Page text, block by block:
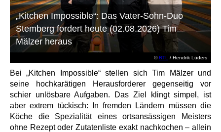
©RTL / Hendrik Lüders
„Kitchen Impossible“: Das Vater-Sohn-Duo
Stemberg fordert heute (02.08.2026) Tim
Mälzer heraus
Bei „Kitchen Impossible“ stellen sich Tim Mälzer und
seine hochkarätigen Herausforderer gegenseitig vor
schier unlösbare Aufgaben. Das Ziel klingt simpel, ist
aber extrem tückisch: In fremden Ländern müssen die
Köche die Spezialität eines ortsansässigen Meisters
ohne Rezept oder Zutatenliste exakt nachkochen – allein